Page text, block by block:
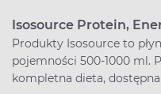
Isosource Protein,
Produkty Isosource to
pojemności 500-1000 ml.
kompletna dieta,